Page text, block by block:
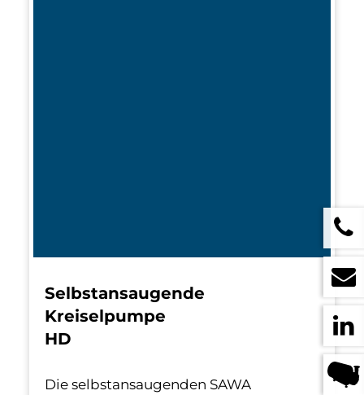
Selbstansaugende
Kreiselpumpe
HD
Die selbstansaugenden SAWA